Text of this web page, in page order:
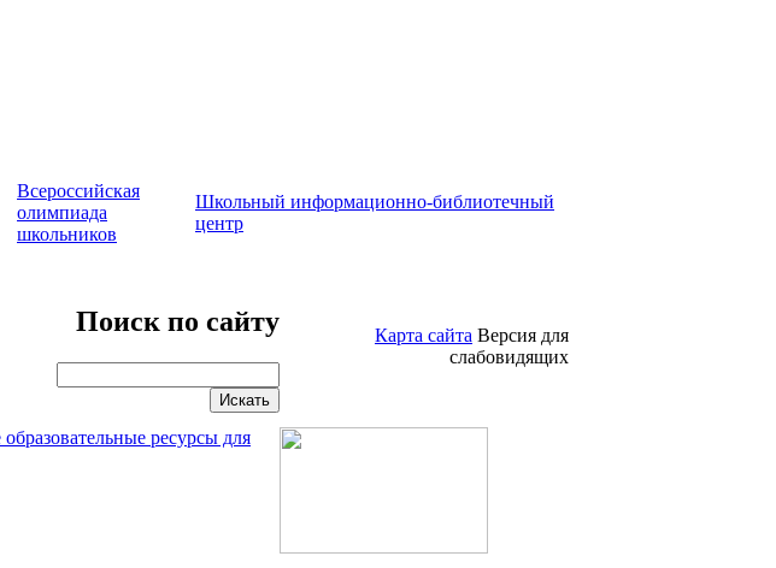
Всероссийская
олимпиада
школьников
Школьный информационно-библиотечный
центр
Поиск по сайту Карта сайта Версия для
слабовидящих
ресурсы для